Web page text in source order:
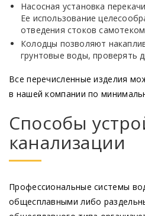
Насосная установка
Ее использование
отведения стоков
Колодцы позволяют
грунтовые воды, проверять
Все перечисленные изделия
в нашей компании по
Способы
канализации
Профессиональные системы
общесплавными либо